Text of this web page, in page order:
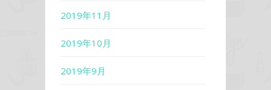
2019年11月
2019年10月
2019年9月